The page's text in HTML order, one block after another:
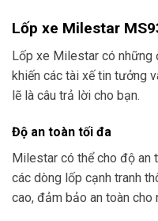
Lốp xe Milestar
Lốp xe Milestar có những
khiến các tài xế tin tưởng
lẽ là câu trả lời cho bạn.
Độ an toàn tối đa
Milestar có thể cho độ an
các dòng lốp cạnh tranh
cao, đảm bảo an toàn